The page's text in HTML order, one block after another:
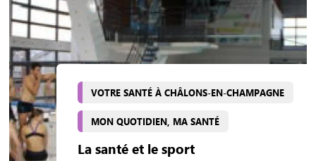
VOTRE SANTÉ À CHÂLONS-EN-CHAMPAGNE
MON QUOTIDIEN, MA SANTÉ
La santé et le sport